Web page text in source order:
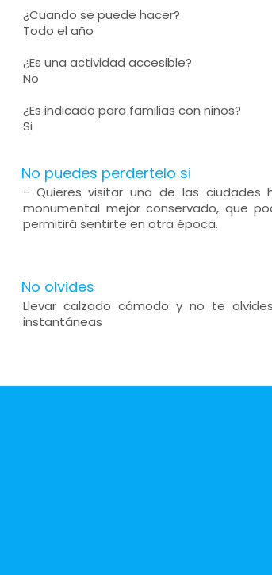
¿Cuando se puede hacer?
Todo el año
¿Es una actividad accesible?
No
¿Es indicado para familias con niños?
Si
No puedes perdertelo si
- Quieres visitar una de las ciudades
monumental mejor conservado, que
permitirá sentirte en otra época.
No olvides
Llevar calzado cómodo y no te
instantáneas